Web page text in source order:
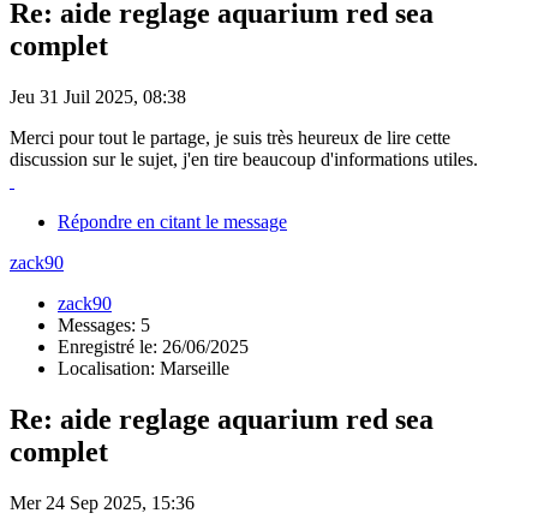
Re: aide reglage aquarium red sea
complet
Jeu 31 Juil 2025, 08:38
Merci pour tout le partage, je suis très heureux de lire cette
discussion sur le sujet, j'en tire beaucoup d'informations utiles.
Répondre en citant le message
zack90
zack90
Messages: 5
Enregistré le: 26/06/2025
Localisation: Marseille
Re: aide reglage aquarium red sea
complet
Mer 24 Sep 2025, 15:36